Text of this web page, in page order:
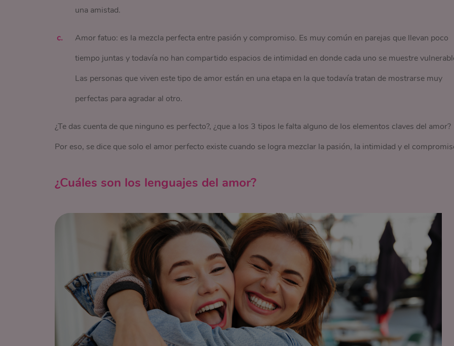
una amistad.
Amor fatuo: es la mezcla perfecta entre pasión y compromiso. Es muy común en parejas que llevan poco
tiempo juntas y todavía no han compartido espacios de intimidad en donde cada uno se muestre
Las personas que viven este tipo de amor están en una etapa en la que todavía tratan de mostrarse muy
perfectas para agradar al otro.
¿Te das cuenta de que ninguno es perfecto?, ¿que a los 3 tipos le falta alguno de los elementos claves del amor?
Por eso, se dice que solo el amor perfecto existe cuando se logra mezclar la pasión, la intimidad y el
¿Cuáles son los lenguajes del amor?